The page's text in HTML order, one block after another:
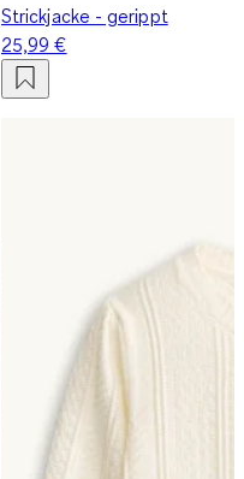
Strickjacke - gerippt
25,99 €